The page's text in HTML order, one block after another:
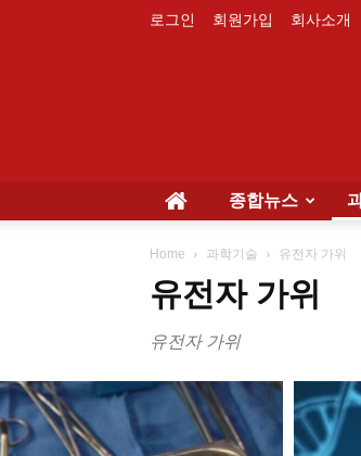
로그인 회원가입 회사소개
종합뉴스
Home 과학기술 유전자 가위
유전자 가위
유전자 가위